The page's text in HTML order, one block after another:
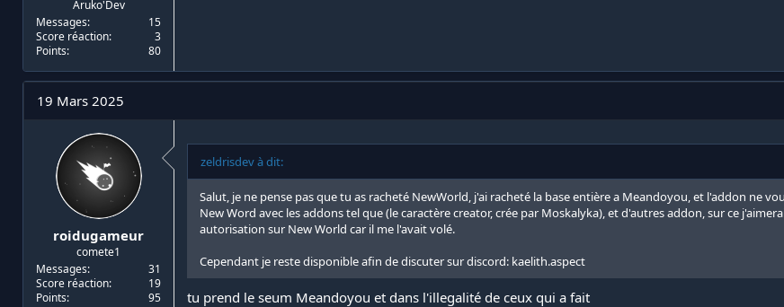
Aruko'Dev
Messages
15
Score réaction
3
Points
80
19 Mars 2025
roidugameur
comete1
Messages
31
Score réaction
19
Points
95
zeldrisdev à dit:
Salut, je ne pense pas que tu as racheté NewWorld, j'ai racheté la base entière a Meandoyou, et l'addon ne
New Word avec les addons tel que (le caractère creator, crée par Moskalyka), et d'autres addon, sur ce
autorisation sur New World car il me l'avait volé.
Cependant je reste disponible afin de discuter sur discord: kaelith.aspect
tu prend le seum Meandoyou et dans l'illegalité de ceux qui a fait